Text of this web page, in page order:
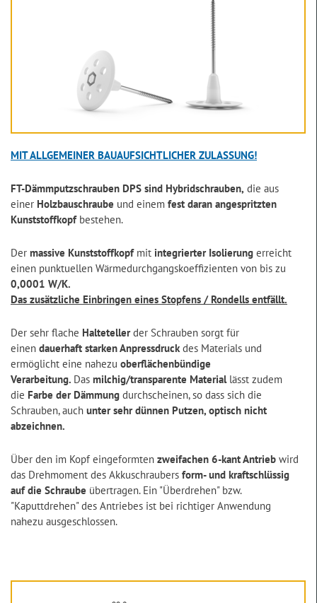
MIT ALLGEMEINER BAUAUFSICHTLICHER ZULASSUNG!
FT-Dämmputzschrauben DPS sind Hybridschrauben, die aus
einer Holzbauschraube und einem fest daran angespritzten
Kunststoffkopf bestehen.
Der massive Kunststoffkopfmit integrierter Isolierung erreicht
einen punktuellen Wärmedurchgangskoeffizienten von bis zu
0,0001 W/K.
Das zusätzliche Einbringen eines Stopfens / Rondells entfällt.
Der sehr flache Haltetellerder Schrauben sorgt für
einen dauerhaft starken Anpressdruckdes Materials und
ermöglicht eine nahezu oberflächenbündige
Verarbeitung. Das milchig/transparente Materiallässt zudem
die Farbe der Dämmung durchscheinen, so dass sich die
Schrauben, auch unter sehr dünnen Putzen, optisch nicht
abzeichnen.
Über den im Kopf eingeformten zweifachen 6-kant Antrieb wird
das Drehmoment des Akkuschraubers form- und kraftschlüssig
auf die Schraube übertragen. Ein "Überdrehen" bzw.
"Kaputtdrehen" des Antriebes ist bei richtiger Anwendung
nahezu ausgeschlossen.